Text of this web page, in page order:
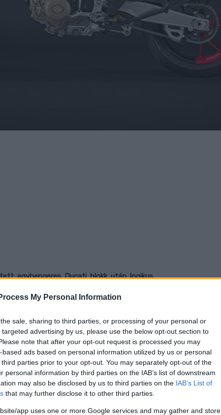
My Personal Information
sale, sharing to third parties, or processing of your personal or
advertising by us, please use the below opt-out section to
note that after your opt-out request is processed you may
ads based on personal information utilized by us or personal
parties prior to your opt-out. You may separately opt-out of the
personal information by third parties on the IAB’s list of downstream
may also be disclosed by us to third parties on the IAB’s List of
that may further disclose it to other third parties.
app uses one or more Google services and may gather and store
egyhengeres Ducati blokk után logikus
A huligánkodásra termett supermotóval
egyhengeres a piacon, teljesítménye a
tornázható. Különösen érdekes,
ír elő olajcserét a gyár, és
szükség. Futómű tekintetében elöl teljesen
rugóstag teljesít szolgálatot.